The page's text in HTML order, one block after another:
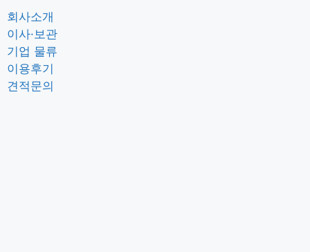
회사소개
이사·보관
기업 물류
이용후기
견적문의